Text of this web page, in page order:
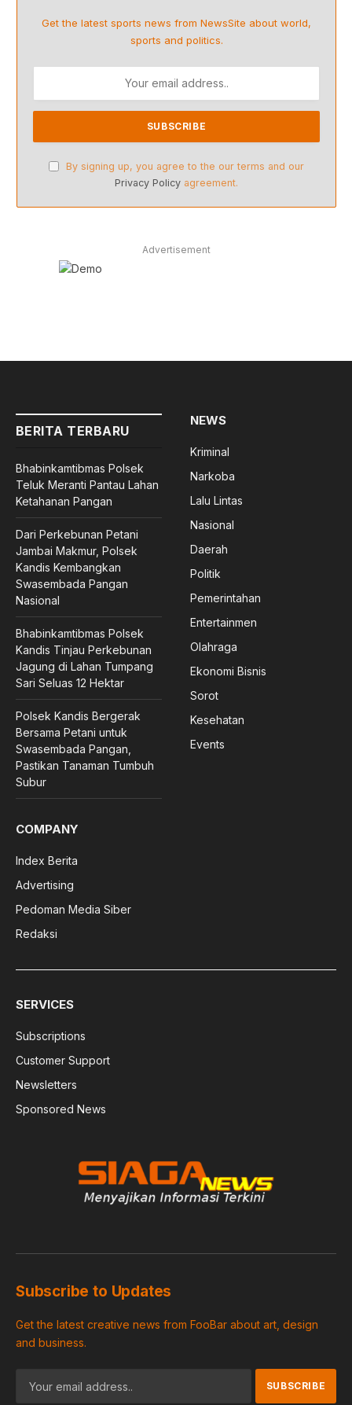
Get the latest sports news from NewsSite about world,
sports and politics.
By signing up, you agree to the our terms and our
Privacy Policy agreement.
Advertisement
BERITA TERBARU
Bhabinkamtibmas Polsek
Teluk Meranti Pantau Lahan
Ketahanan Pangan
Dari Perkebunan Petani
Jambai Makmur, Polsek
Kandis Kembangkan
Swasembada Pangan
Nasional
Bhabinkamtibmas Polsek
Kandis Tinjau Perkebunan
Jagung di Lahan Tumpang
Sari Seluas 12 Hektar
Polsek Kandis Bergerak
Bersama Petani untuk
Swasembada Pangan,
Pastikan Tanaman Tumbuh
Subur
NEWS
Kriminal
Narkoba
Lalu Lintas
Nasional
Daerah
Politik
Pemerintahan
Entertainmen
Olahraga
Ekonomi Bisnis
Sorot
Kesehatan
Events
COMPANY
Index Berita
Advertising
Pedoman Media Siber
Redaksi
SERVICES
Subscriptions
Customer Support
Newsletters
Sponsored News
Subscribe to Updates
Get the latest creative news from FooBar about art, design
and business.